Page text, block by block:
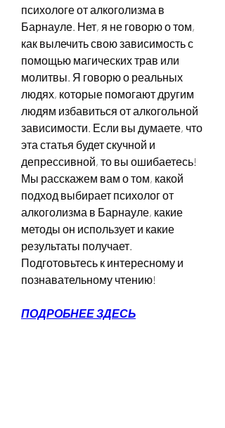
психологе от алкоголизма в
Барнауле. Нет, я не говорю о том,
как вылечить свою зависимость с
помощью магических трав или
молитвы. Я говорю о реальных
людях, которые помогают другим
людям избавиться от алкогольной
зависимости. Если вы думаете, что
эта статья будет скучной и
депрессивной, то вы ошибаетесь!
Мы расскажем вам о том, какой
подход выбирает психолог от
алкоголизма в Барнауле, какие
методы он использует и какие
результаты получает.
Подготовьтесь к интересному и
познавательному чтению!
ПОДРОБНЕЕ ЗДЕСЬ